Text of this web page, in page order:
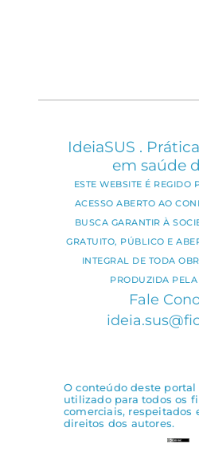
IdeiaSUS .
em saúde
ESTE WEBSITE É REGIDO
ACESSO ABERTO AO
BUSCA GARANTIR À
GRATUITO, PÚBLICO E
INTEGRAL DE TODA
PRODUZIDA PELA
Fale
O conteúdo deste portal
utilizado para todos os
comerciais, respeitados
direitos dos autores.